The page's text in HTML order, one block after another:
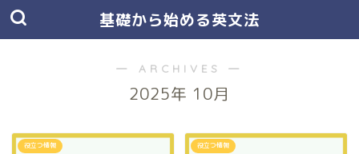
基礎から始める英文法
― ARCHIVES ―
2025年 10月
役立つ情報 役立つ情報